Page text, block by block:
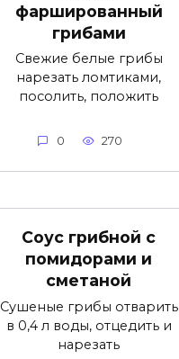
фаршированный
грибами
Свежие белые грибы
нарезать ломтиками,
посолить, положить
0 270
Соус грибной с
помидорами и
сметаной
Сушеные грибы отварить
в 0,4 л воды, отцедить и
нарезать